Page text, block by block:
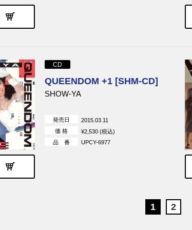
CD
QUEENDOM +1 [SHM-CD]
SHOW-YA
発売日
2015.03.11
価 格
¥2,530 (税込)
品 番
UPCY-6977
1 2